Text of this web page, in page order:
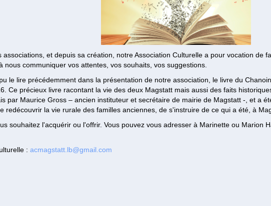
et depuis sa création, notre Association Culturelle a pour vocation de
nous communiquer vos attentes, vos souhaits, vos suggestions.
le lire précédemment dans la présentation de notre association, le livre du
Ce précieux livre racontant la vie des deux Magstatt mais aussi des faits
par Maurice Gross – ancien instituteur et secrétaire de mairie de Magstatt -, et a
redécouvrir la vie rurale des familles anciennes, de s'instruire de ce qui a été, à
souhaitez l'acquérir ou l'offrir. Vous pouvez vous adresser à Marinette ou Marion
: acmagstatt.lb@gmail.com